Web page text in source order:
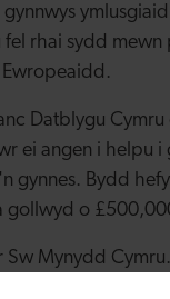
rhai sydd
Ewropeaidd.
Datblygu Cymru
ei angen i helpu
gynnes. Bydd
o
Sw Mynydd